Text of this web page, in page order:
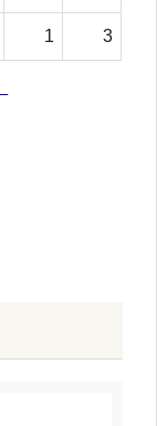
1 3